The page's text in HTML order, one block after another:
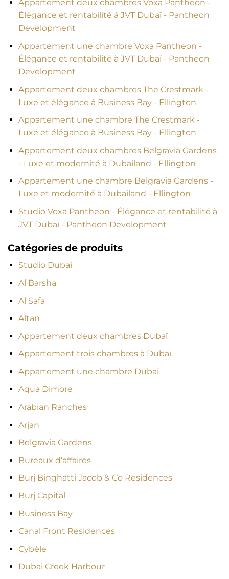
Appartement deux chambres Voxa Pantheon -
Élégance et rentabilité à JVT Dubaï - Pantheon
Development
Appartement une chambre Voxa Pantheon -
Élégance et rentabilité à JVT Dubaï - Pantheon
Development
Appartement deux chambres The Crestmark -
Luxe et élégance à Business Bay - Ellington
Appartement une chambre The Crestmark -
Luxe et élégance à Business Bay - Ellington
Appartement deux chambres Belgravia Gardens
- Luxe et modernité à Dubailand - Ellington
Appartement une chambre Belgravia Gardens -
Luxe et modernité à Dubailand - Ellington
Studio Voxa Pantheon - Élégance et rentabilité à
JVT Dubaï - Pantheon Development
Catégories de produits
Studio Dubaï
Al Barsha
Al Safa
Altan
Appartement deux chambres Dubaï
Appartement trois chambres à Dubaï
Appartement une chambre Dubaï
Aqua Dimore
Arabian Ranches
Arjan
Belgravia Gardens
Bureaux d’affaires
Burj Binghatti Jacob & Co Residences
Burj Capital
Business Bay
Canal Front Residences
Cybèle
Dubai Creek Harbour